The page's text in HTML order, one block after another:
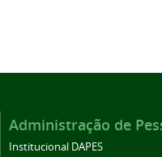
Administração de
Institucional DAPES